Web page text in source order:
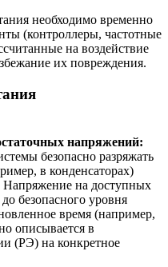
необходимо временно
(контроллеры, частотные
на воздействие
их повреждения.
напряжений:
безопасно разряжать
в конденсаторах)
Напряжение на доступных
безопасного уровня
время (например,
описывается в
(РЭ) на конкретное